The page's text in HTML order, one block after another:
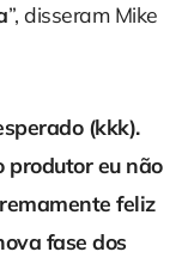
”, disseram Mike
(kkk).
produtor eu não
feliz
fase dos